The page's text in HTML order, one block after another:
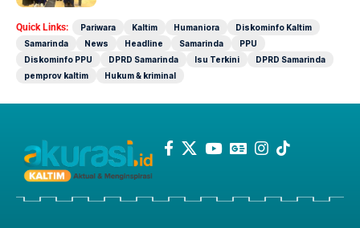
Quick Links: Pariwara Kaltim Humaniora
Diskominfo Kaltim
Samarinda
News Headline Samarinda
PPU
Diskominfo PPU
DPRD Samarinda Isu Terkini
DPRD Samarinda
pemprov kaltim
Hukum & kriminal